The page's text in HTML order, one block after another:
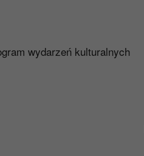
wydarzeń kulturalnych